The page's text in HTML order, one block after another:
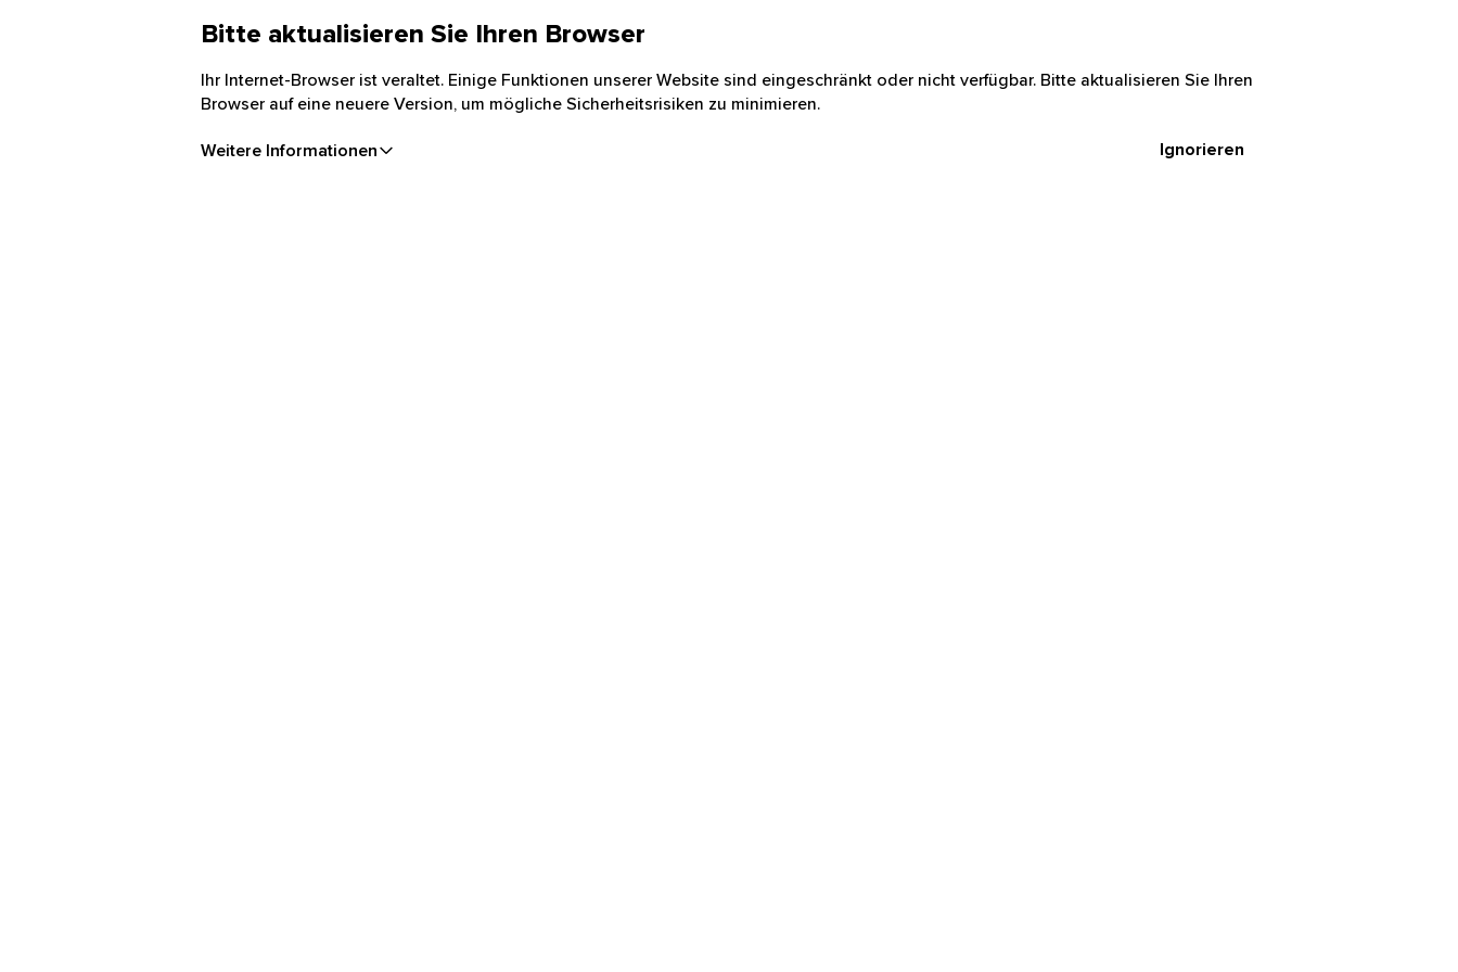
Bitte aktualisieren Sie Ihren Browser
Ihr Internet-Browser ist veraltet. Einige Funktionen unserer Website sind eingeschränkt oder nicht verfügbar. Bitte aktualisieren Sie Ihren
Browser auf eine neuere Version, um mögliche Sicherheitsrisiken zu minimieren.
Weitere Informationen Ignorieren